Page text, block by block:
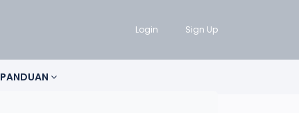
Login Sign Up
PANDUAN